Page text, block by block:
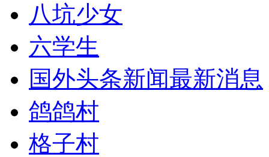
八坑少女
六学生
国外头条新闻最新消息
鸽鸽村
格子村